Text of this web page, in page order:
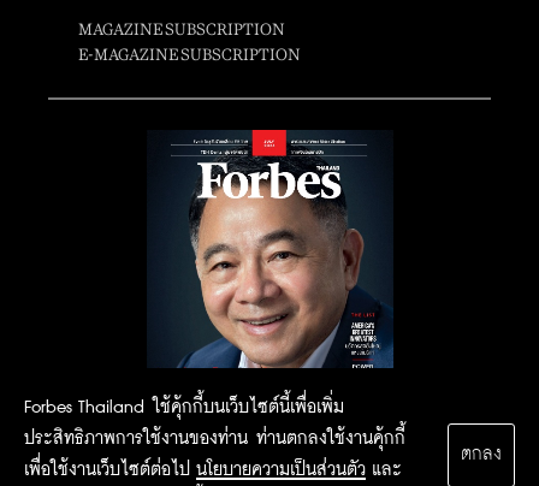
Forbes Thailand ใช้คุ้กกี้บนเว็บไซต์นี้เพื่อเพิ่ม
ประสิทธิภาพการใช้งานของท่าน ท่านตกลงใช้งานคุ้กกี้
เพื่อใช้งานเว็บไซต์ต่อไป นโยบายความเป็นส่วนตัว และ
ตกลง
MAGAZINE SUBSCRIPTION
E-MAGAZINE SUBSCRIPTION